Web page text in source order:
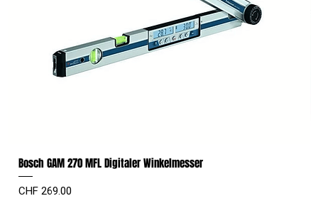
Bosch GAM 270 MFL Digitaler Winkelmesser
Preis
CHF 269.00